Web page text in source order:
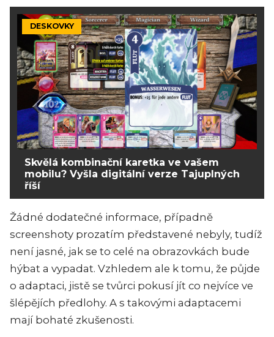
DESKOVKY
Skvělá kombinační karetka ve vašem
mobilu? Vyšla digitální verze Tajuplných
říší
Žádné dodatečné informace, případně
screenshoty prozatím představené nebyly, tudíž
není jasné, jak se to celé na obrazovkách bude
hýbat a vypadat. Vzhledem ale k tomu, že půjde
o adaptaci, jistě se tvůrci pokusí jít co nejvíce ve
šlépějích předlohy. A s takovými adaptacemi
mají bohaté zkušenosti.